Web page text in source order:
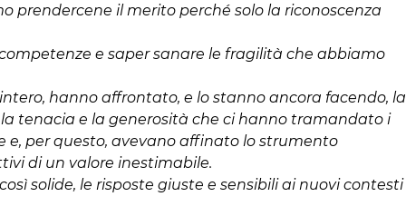
prendercene il merito perché solo la riconoscenza
e saper sanare le fragilità che abbiamo
hanno affrontato, e lo stanno ancora facendo, la
tenacia e la generosità che ci hanno tramandato i
e, per questo, avevano affinato lo strumento
di un valore inestimabile.
solide, le risposte giuste e sensibili ai nuovi contesti